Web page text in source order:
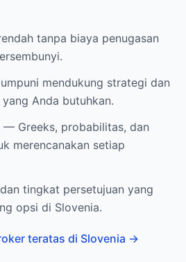
tanpa biaya penugasan
mendukung strategi dan
Anda butuhkan.
Greeks, probabilitas, dan
merencanakan setiap
tingkat persetujuan yang
opsi di Slovenia.
teratas di Slovenia →